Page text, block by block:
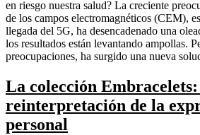
en riesgo nuestra salud? La creciente
de los campos electromagnéticos (CEM),
llegada del 5G, ha desencadenado una
los resultados están levantando ampollas.
preocupaciones, ha surgido una nueva
La colección
reinterpretación de la
personal